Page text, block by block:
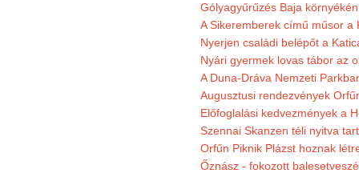
Gólyagyűrűzés Baja
A Sikeremberek című műsor a
Nyerjen családi belépőt a
Nyári gyermek lovas tábor az
A Duna-Dráva Nemzeti
Augusztusi rendezvények
Előfoglalási kedvezmények a
Szennai Skanzen téli nyitva
Orfűn Piknik Plázst hoznak
Őznász - fokozott